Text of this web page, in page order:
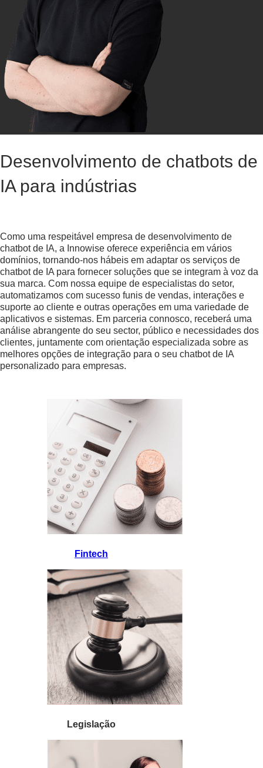
Desenvolvimento de chatbots de
IA para indústrias
Como uma respeitável empresa de desenvolvimento de
chatbot de IA, a Innowise oferece experiência em vários
domínios, tornando-nos hábeis em adaptar os serviços de
chatbot de IA para fornecer soluções que se integram à voz da
sua marca. Com nossa equipe de especialistas do setor,
automatizamos com sucesso funis de vendas, interações e
suporte ao cliente e outras operações em uma variedade de
aplicativos e sistemas. Em parceria connosco, receberá uma
análise abrangente do seu sector, público e necessidades dos
clientes, juntamente com orientação especializada sobre as
melhores opções de integração para o seu chatbot de IA
personalizado para empresas.
Fintech
Legislação